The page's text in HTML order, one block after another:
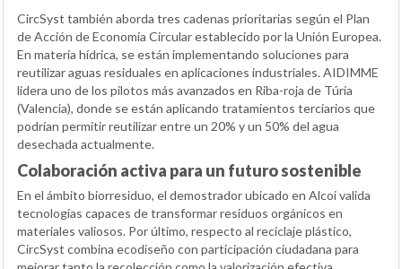
CircSyst también aborda tres cadenas prioritarias según el Plan
de Acción de Economía Circular establecido por la Unión Europea.
En materia hídrica, se están implementando soluciones para
reutilizar aguas residuales en aplicaciones industriales. AIDIMME
lidera uno de los pilotos más avanzados en Riba-roja de Túria
(Valencia), donde se están aplicando tratamientos terciarios que
podrían permitir reutilizar entre un 20% y un 50% del agua
desechada actualmente.
Colaboración activa para un futuro sostenible
En el ámbito biorresiduo, el demostrador ubicado en Alcoi valida
tecnologías capaces de transformar residuos orgánicos en
materiales valiosos. Por último, respecto al reciclaje plástico,
CircSyst combina ecodiseño con participación ciudadana para